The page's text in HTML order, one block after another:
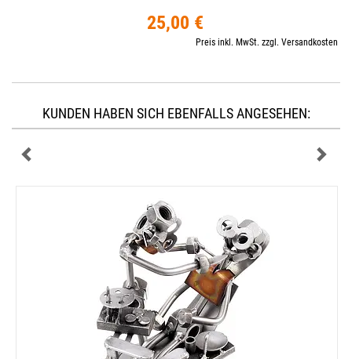
25,00 €
Preis inkl. MwSt. zzgl. Versandkosten
KUNDEN HABEN SICH EBENFALLS ANGESEHEN: